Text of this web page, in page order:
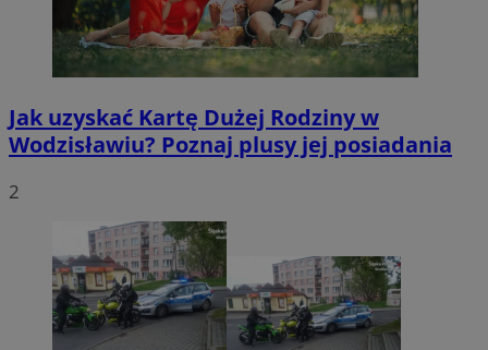
Jak uzyskać Kartę Dużej Rodziny w
Wodzisławiu? Poznaj plusy jej posiadania
2